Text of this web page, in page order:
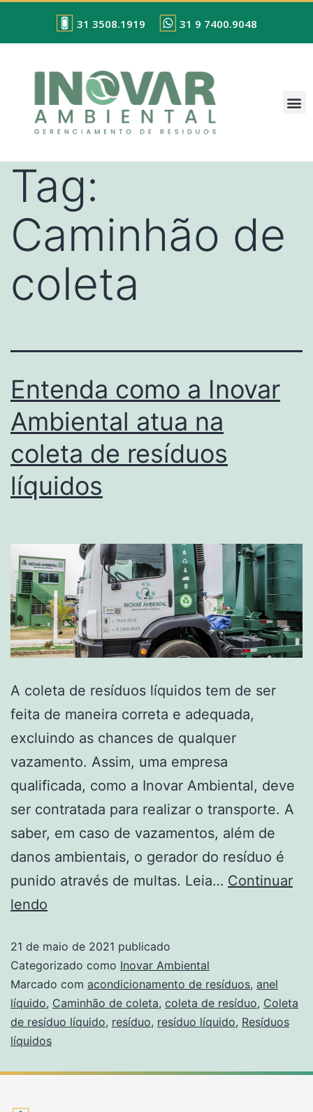
31 3508.1919 31 9 7400.9048
Tag:
Caminhão de
coleta
Entenda como a Inovar
Ambiental atua na
coleta de resíduos
líquidos
A coleta de resíduos líquidos tem de ser
feita de maneira correta e adequada,
excluindo as chances de qualquer
vazamento. Assim, uma empresa
qualificada, como a Inovar Ambiental, deve
ser contratada para realizar o transporte. A
saber, em caso de vazamentos, além de
danos ambientais, o gerador do resíduo é
punido através de multas. Leia… Continuar
lendo
21 de maio de 2021 publicado
Categorizado como Inovar Ambiental
Marcado com acondicionamento de resíduos, anel
líquido, Caminhão de coleta, coleta de resíduo, Coleta
de resíduo líquido, resíduo, resíduo líquido, Resíduos
líquidos